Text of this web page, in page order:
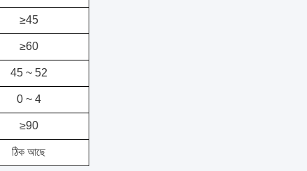
≥45
≥60
45 ~ 52
0 ~ 4
≥90
ঠিক আছে